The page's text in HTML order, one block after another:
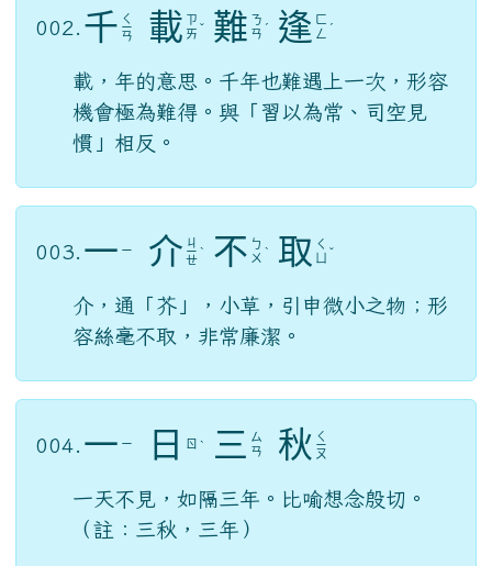
002. 千 ㄑ
ㄧ
ㄢ 載
ㄗ
ㄞ ˇ 難 ㄋ
ㄢ ˊ 逢 ㄈ
ㄥ
ˊ
載，年的意思。千年也難遇上一次，形容
機會極為難得。與「習以為常、司空見
慣」相反。
003. 一 ㄧ 介 ㄐ
ㄧ
ㄝ
ˋ 不 ㄅ
ㄨ ˋ 取 ㄑ
ˇ
介，通「芥」，小草，引申微小之物；形
容絲毫不取，非常廉潔。
004. 一 ㄧ 日 ㄖ ˋ 三 ㄙ
ㄢ
秋 ㄑ
ㄧ
ㄡ
一天不見，如隔三年。比喻想念殷切。
（註：三秋，三年）